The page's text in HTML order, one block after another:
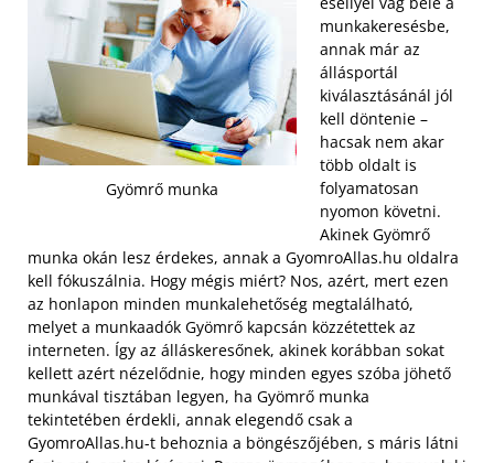
Gyömrő munka
munkakeresésbe,
annak már az
állásportál
kiválasztásánál jól
kell döntenie –
hacsak nem akar
több oldalt is
folyamatosan
nyomon követni.
Akinek Gyömrő
munka okán lesz érdekes, annak a GyomroAllas.hu oldalra
kell fókuszálnia. Hogy mégis miért? Nos, azért, mert ezen
az honlapon minden munkalehetőség megtalálható,
melyet a munkaadók Gyömrő kapcsán közzétettek az
interneten. Így az álláskeresőnek, akinek korábban sokat
kellett azért nézelődnie, hogy minden egyes szóba jöhető
munkával tisztában legyen, ha Gyömrő munka
tekintetében érdekli, annak elegendő csak a
GyomroAllas.hu-t behoznia a böngészőjében, s máris látni